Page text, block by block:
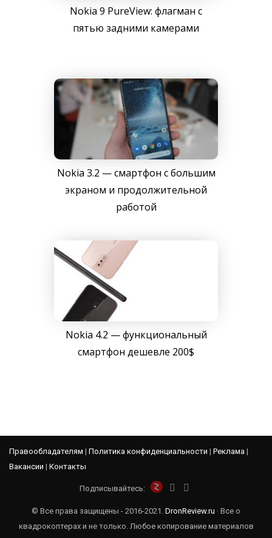
Nokia 9 PureView: флагман с
пятью задними камерами
Nokia 3.2 — смартфон с большим
экраном и продолжительной
работой
Nokia 4.2 — функциональный
смартфон дешевле 200$
Правообладателям | Политика конфиденциальности | Реклама |
Вакансии | Контакты
Подписывайтесь:
© Все права защищены - 2016-2021. DronReview.ru · Все о
квадрокоптерах и не только. Любое копирование материалов